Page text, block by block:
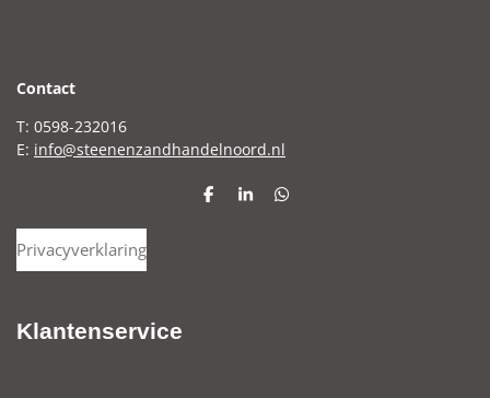
Contact
T: 0598-232016
E: info@steenenzandhandelnoord.nl
D
S
D
Privacyverklaring
Klantenservice